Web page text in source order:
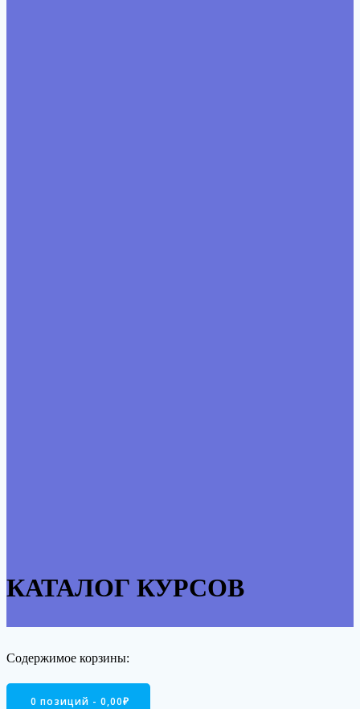
КАТАЛОГ КУРСОВ
Содержимое корзины:
0 позиций - 0,00₽